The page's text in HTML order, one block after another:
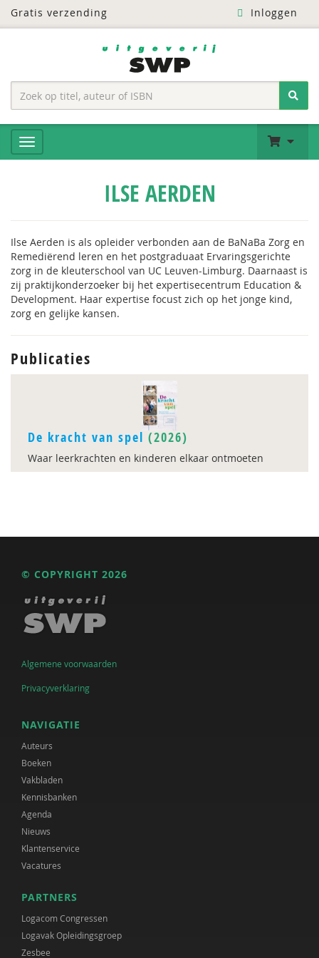
Gratis verzending Inloggen
ILSE AERDEN
Ilse Aerden is als opleider verbonden aan de BaNaBa Zorg en
Remediërend leren en het postgraduaat Ervaringsgerichte
zorg in de kleuterschool van UC Leuven-Limburg. Daarnaast is
zij praktijkonderzoeker bij het expertisecentrum Education &
Development. Haar expertise focust zich op het jonge kind,
zorg en gelijke kansen.
Publicaties
De kracht van spel (2026)
Waar leerkrachten en kinderen elkaar ontmoeten
© COPYRIGHT 2026
Algemene voorwaarden
Privacyverklaring
NAVIGATIE
Auteurs
Boeken
Vakbladen
Kennisbanken
Agenda
Nieuws
Klantenservice
Vacatures
PARTNERS
Logacom Congressen
Logavak Opleidingsgroep
Zesbee